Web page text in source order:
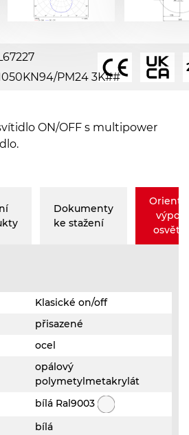
PM24 3K##
ON/OFF s multipower
Dokumenty
ke stažení
Klasické on/off
přisazené
ocel
opálový
polymetylmetakrylát
bílá Ral9003
bílá